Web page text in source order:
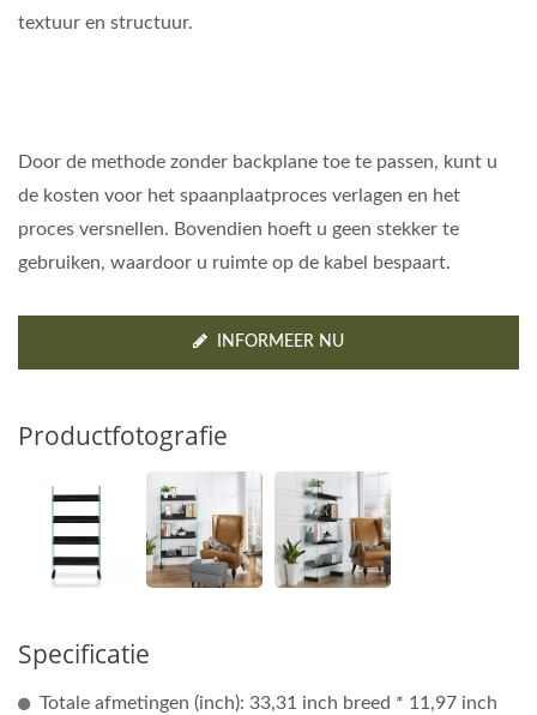
textuur en structuur.
Door de methode zonder backplane toe te passen, kunt u
de kosten voor het spaanplaatproces verlagen en het
proces versnellen. Bovendien hoeft u geen stekker te
gebruiken, waardoor u ruimte op de kabel bespaart.
INFORMEER NU
Productfotografie
Specificatie
Totale afmetingen (inch): 33,31 inch breed * 11,97 inch